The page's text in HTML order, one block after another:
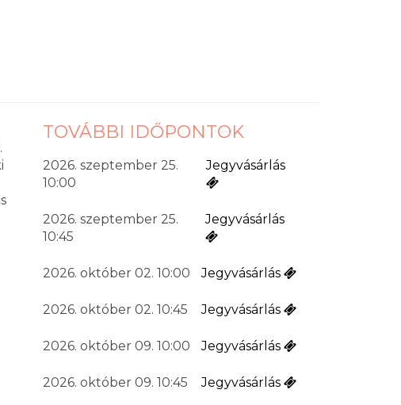
TOVÁBBI IDŐPONTOK
2026. szeptember 25.
10:00
Jegyvásárlás
2026. szeptember 25.
10:45
Jegyvásárlás
2026. október 02. 10:00 Jegyvásárlás
2026. október 02. 10:45 Jegyvásárlás
2026. október 09. 10:00 Jegyvásárlás
2026. október 09. 10:45 Jegyvásárlás